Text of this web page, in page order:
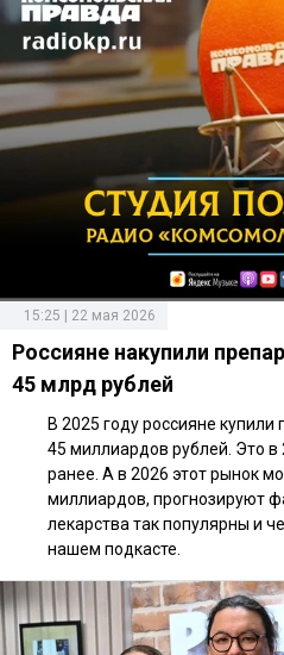
15:25 | 22 мая 2026
Россияне накупили
45 млрд рублей
В 2025 году россияне
45 миллиардов рублей. Это
ранее. А в 2026 этот рынок
миллиардов, прогнозируют
лекарства так популярны и
нашем подкасте.